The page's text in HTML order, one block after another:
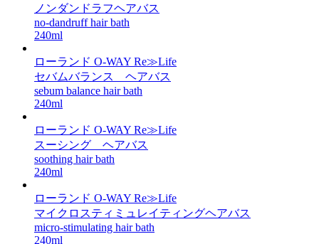
ノンダンドラフヘアバス
no-dandruff hair bath
240ml
ローランド O-WAY Re≫Life
セバムバランス ヘアバス
sebum balance hair bath
240ml
ローランド O-WAY Re≫Life
スーシング ヘアバス
soothing hair bath
240ml
ローランド O-WAY Re≫Life
マイクロスティミュレイティングヘアバス
micro-stimulating hair bath
240ml